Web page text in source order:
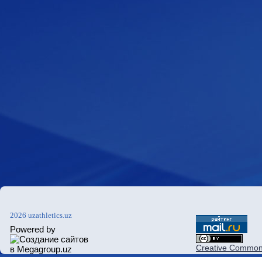
2026 uzathletics.uz
Powered by
Creative